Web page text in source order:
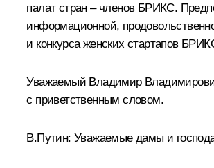
палат стран – членов БРИКС.
информационной,
и конкурса женских стартапов
Уважаемый Владимир
с приветственным словом.
В.Путин: Уважаемые дамы и